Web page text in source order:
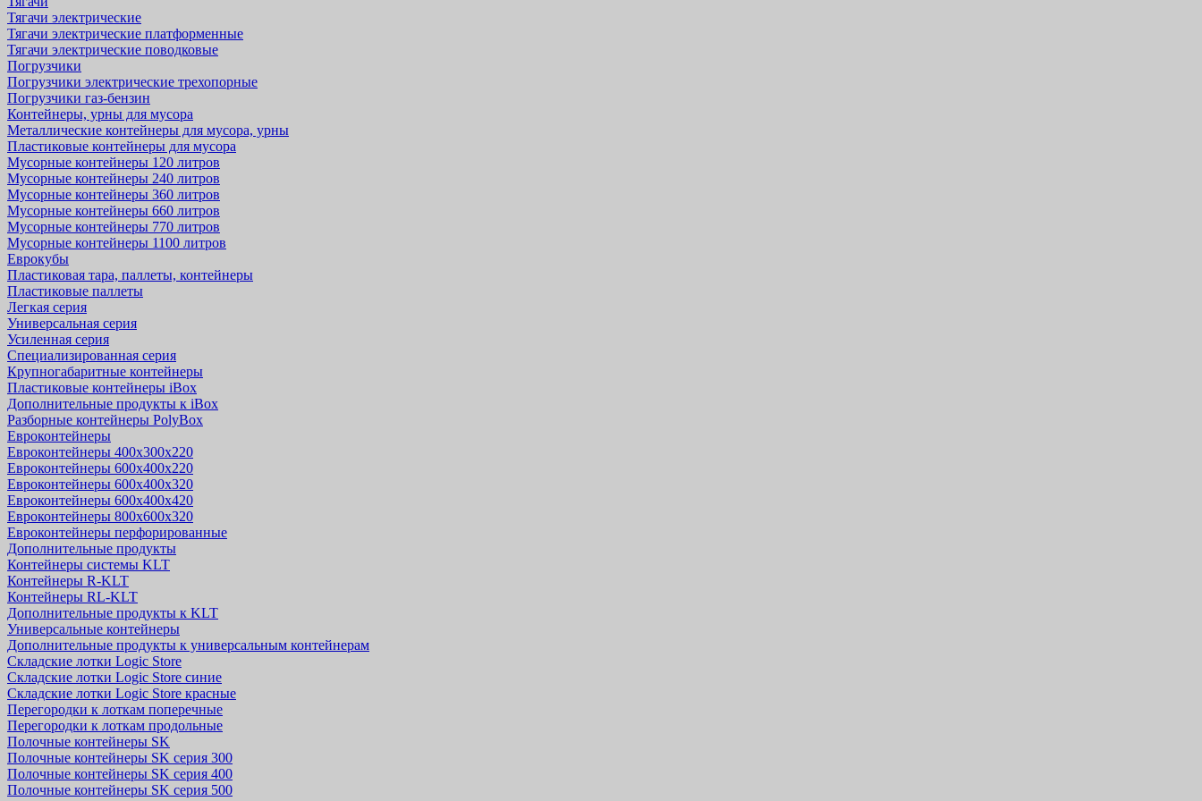
Тягачи электрические
Тягачи электрические платформенные
Тягачи электрические поводковые
Погрузчики
Погрузчики электрические трехопорные
Погрузчики газ-бензин
Контейнеры, урны для мусора
Металлические контейнеры для мусора, урны
Пластиковые контейнеры для мусора
Мусорные контейнеры 120 литров
Мусорные контейнеры 240 литров
Мусорные контейнеры 360 литров
Мусорные контейнеры 660 литров
Мусорные контейнеры 770 литров
Мусорные контейнеры 1100 литров
Еврокубы
Пластиковая тара, паллеты, контейнеры
Пластиковые паллеты
Легкая серия
Универсальная серия
Усиленная серия
Специализированная серия
Крупногабаритные контейнеры
Пластиковые контейнеры iBox
Дополнительные продукты к iBox
Разборные контейнеры PolyBox
Евроконтейнеры
Евроконтейнеры 400х300х220
Евроконтейнеры 600х400х220
Евроконтейнеры 600х400х320
Евроконтейнеры 600х400х420
Евроконтейнеры 800х600х320
Евроконтейнеры перфорированные
Дополнительные продукты
Контейнеры системы KLT
Контейнеры R-KLT
Контейнеры RL-KLT
Дополнительные продукты к KLT
Универсальные контейнеры
Дополнительные продукты к универсальным контейнерам
Складские лотки Logic Store
Складские лотки Logic Store синие
Складские лотки Logic Store красные
Перегородки к лоткам поперечные
Перегородки к лоткам продольные
Полочные контейнеры SK
Полочные контейнеры SK серия 300
Полочные контейнеры SK серия 400
Полочные контейнеры SK серия 500